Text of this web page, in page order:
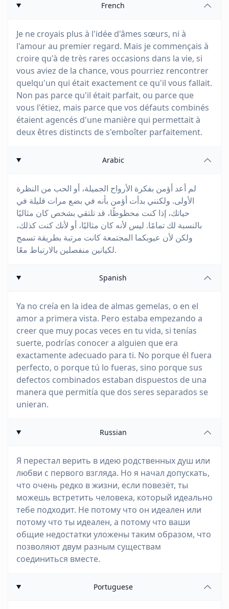
French
Je ne croyais plus à l'idée d'âmes sœurs, ni à
l'amour au premier regard. Mais je commençais à
croire qu'à de très rares occasions dans la vie, si
vous aviez de la chance, vous pourriez rencontrer
quelqu'un qui était exactement ce qu'il vous fallait.
Non pas parce qu'il était parfait, ou parce que
vous l'étiez, mais parce que vos défauts combinés
étaient agencés d'une manière qui permettait à
deux êtres distincts de s'emboîter parfaitement.
Arabic
لم أعد أؤمن بفكرة الأرواح الجميلة، أو الحب من النظرة
الأولى. ولكنني بدأت أؤمن بأنه في بضع مرات قليلة في
حياتك، إذا كنت محظوظًا، قد تلتقي بشخص كان مثاليًا
بالنسبة لك تمامًا. ليس لأنه كان مثاليًا، أو لأنك كنت كذلك،
ولكن لأن عيوبكما المجتمعة كانت مرتبة بطريقة تسمح
لكيانين منفصلين بالارتباط معًا.
Spanish
Ya no creía en la idea de almas gemelas, o en el
amor a primera vista. Pero estaba empezando a
creer que muy pocas veces en tu vida, si tenías
suerte, podrías conocer a alguien que era
exactamente adecuado para ti. No porque él fuera
perfecto, o porque tú lo fueras, sino porque sus
defectos combinados estaban dispuestos de una
manera que permitía que dos seres separados se
unieran.
Russian
Я перестал верить в идею родственных душ или
любви с первого взгляда. Но я начал допускать,
что очень редко в жизни, если повезёт, ты
можешь встретить человека, который идеально
тебе подходит. Не потому что он идеален или
потому что ты идеален, а потому что ваши
общие недостатки уложены таким образом, что
позволяют двум разным существам
соединиться вместе.
Portuguese